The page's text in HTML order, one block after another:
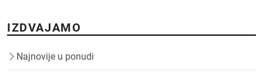
IZDVAJAMO
Najnovije u ponudi